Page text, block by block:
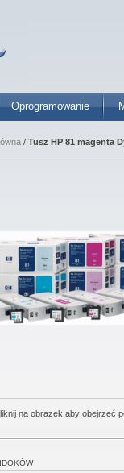
Oprogramowanie
/ Tusz HP 81 magenta
na obrazek aby obejrzeć